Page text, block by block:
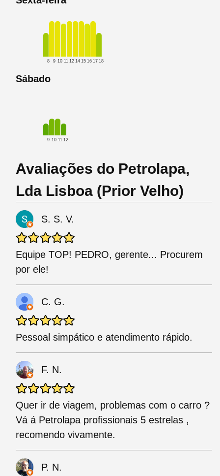
8 9 10 11 12 14 15 16 17 18
Sábado
9 10 11 12
Avaliações do Petrolapa,
Lda Lisboa (Prior Velho)
S. S. V.
Equipe TOP! PEDRO, gerente... Procurem
por ele!
C. G.
Pessoal simpático e atendimento rápido.
F. N.
Quer ir de viagem, problemas com o carro ?
Vá á Petrolapa profissionais 5 estrelas ,
recomendo vivamente.
P. N.